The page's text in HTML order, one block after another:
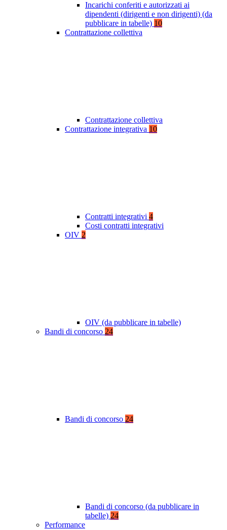
Incarichi conferiti e autorizzati ai
dipendenti (dirigenti e non dirigenti) (da
pubblicare in tabelle) 10
Contrattazione collettiva
Contrattazione collettiva
Contrattazione integrativa 10
Contratti integrativi 4
Costi contratti integrativi
OIV 2
OIV (da pubblicare in tabelle)
Bandi di concorso 24
Bandi di concorso 24
Bandi di concorso (da pubblicare in
tabelle) 24
Performance